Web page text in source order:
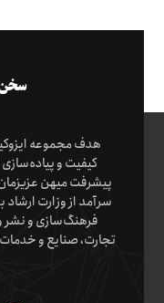
سخن
هدف مجموعه
کیفیت و پیاده‌سازی
پیشرفت میهن
سرآمد از وزارت
فرهنگ‌سازی و نشر
تجارت، صنایع و